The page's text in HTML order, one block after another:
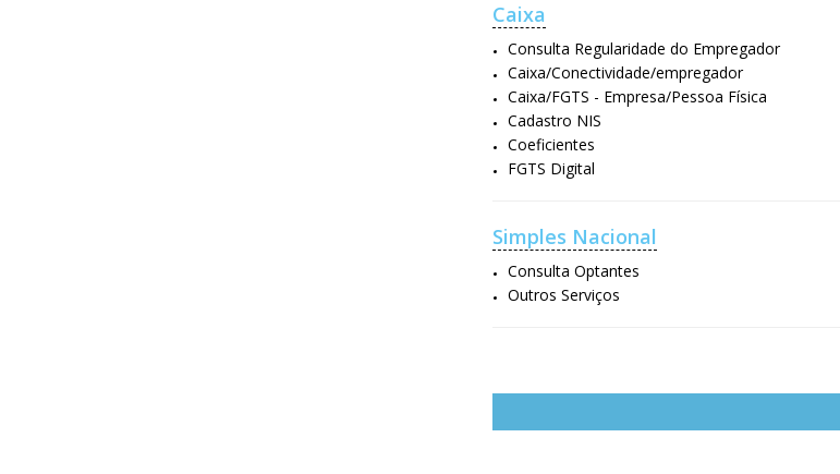
Caixa
Consulta Regularidade do Empregador
Caixa/Conectividade/empregador
Caixa/FGTS - Empresa/Pessoa Física
Cadastro NIS
Coeficientes
FGTS Digital
Simples Nacional
Consulta Optantes
Outros Serviços